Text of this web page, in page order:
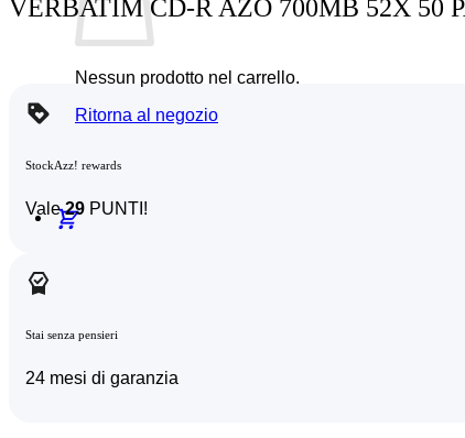
Nessun prodotto nel carrello.
Ritorna al negozio
VERBATIM CD-R AZO 700MB 52X 50
StockAzz! rewards
Vale 29 PUNTI!
Stai senza pensieri
24 mesi di garanzia